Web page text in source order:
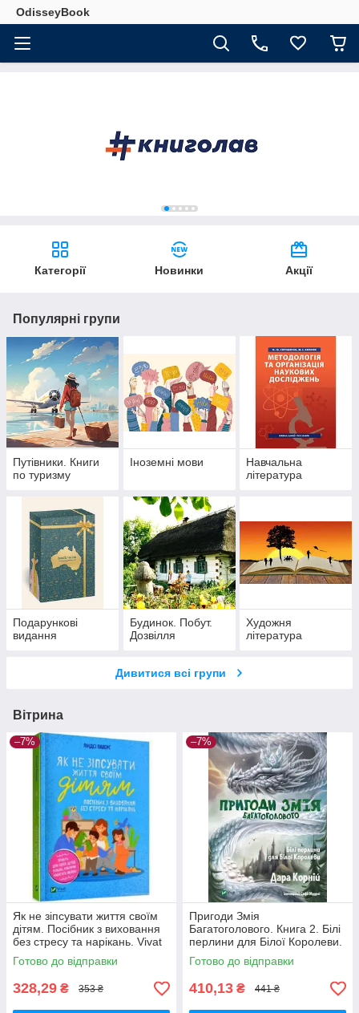
OdisseyBook
Категорії Новинки Акції
Популярні групи
Путівники. Книги
по туризму
Іноземні мови
Навчальна
література
Подарункові
видання
Будинок. Побут.
Дозвілля
Художня
література
Дивитися всі групи
Вітрина
–7%
Як не зіпсувати життя своїм
дітям. Посібник з виховання
без стресу та нарікань. Vivat
Готово до відправки
328,29 ₴ 353 ₴
–7%
Пригоди Змія
Багатоголового. Книга 2. Білі
перлини для Білої Королеви.
Vivat
Готово до відправки
410,13 ₴ 441 ₴